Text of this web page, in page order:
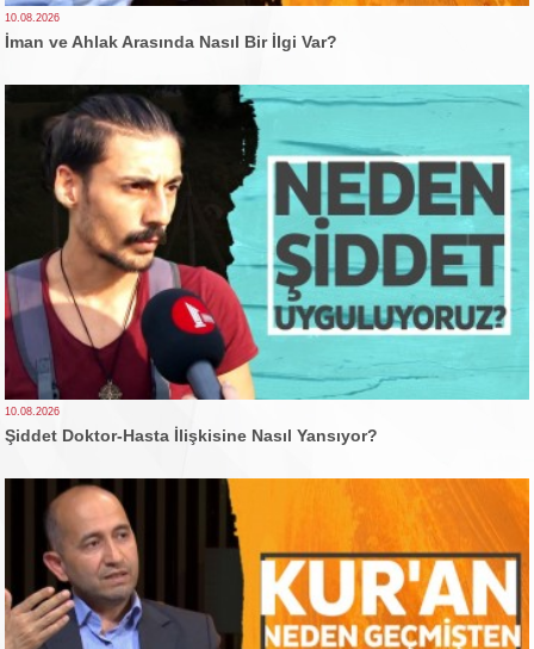
10.08.2026
İman ve Ahlak Arasında Nasıl Bir İlgi Var?
10.08.2026
Şiddet Doktor-Hasta İlişkisine Nasıl Yansıyor?